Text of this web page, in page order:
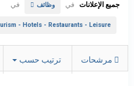
جميع الإعلانات في وظائف في
- Hotels - Restaurants - Leisure
مرشحات ترتيب حسب